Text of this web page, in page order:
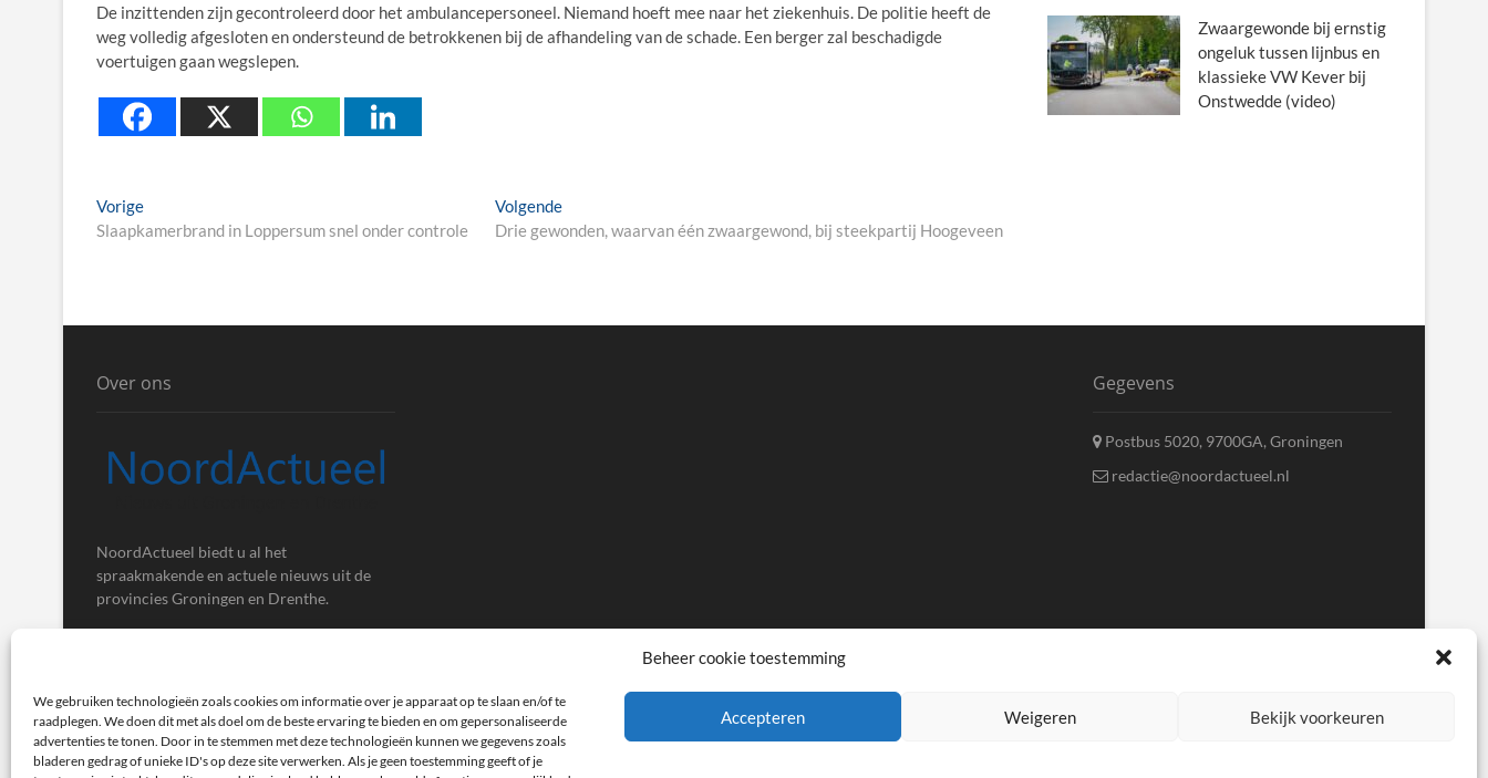
Beheer cookie toestemming
We gebruiken technologieën zoals cookies om informatie over je apparaat op te slaan en/of te
raadplegen. We doen dit met als doel om de beste ervaring te bieden en om gepersonaliseerde
advertenties te tonen. Door in te stemmen met deze technologieën kunnen we gegevens zoals
bladeren gedrag of unieke ID's op deze site verwerken. Als je geen toestemming geeft of je
Accepteren Weigeren Bekijk voorkeuren
De inzittenden zijn gecontroleerd door het ambulancepersoneel. Niemand hoeft mee naar het ziekenhuis. De politie heeft de
weg volledig afgesloten en ondersteund de betrokkenen bij de afhandeling van de schade. Een berger zal beschadigde
voertuigen gaan wegslepen.
Berichtnavigatie
VorigePrevious
post:
Slaapkamerbrand in Loppersum snel onder controle
VolgendeNext
post:
Drie gewonden, waarvan één zwaargewond, bij steekpartij Hoogeveen
Zwaargewonde bij ernstig
ongeluk tussen lijnbus en
klassieke VW Kever bij
Onstwedde (video)
Over ons
NoordActueel biedt u al het
spraakmakende en actuele nieuws uit de
provincies Groningen en Drenthe.
Gegevens
Postbus 5020, 9700GA, Groningen
redactie@noordactueel.nl
facebooktwitter instagram